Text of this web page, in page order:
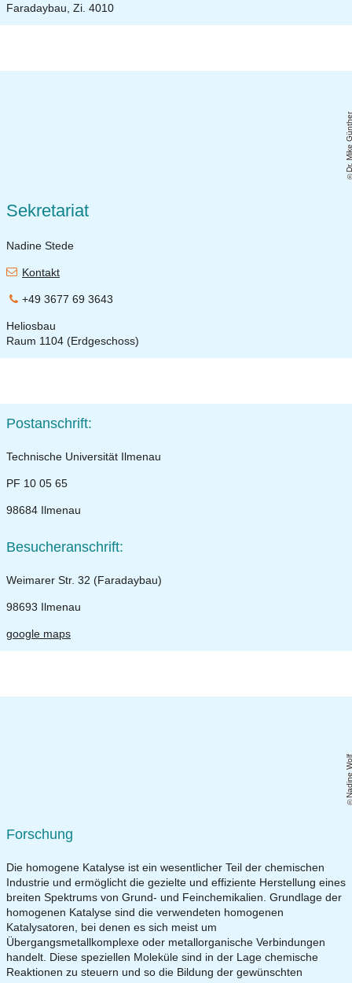
Faradaybau, Zi. 4010
Dr.
Sekretariat
Nadine Stede
Kontakt
+49 3677 69 3643
Heliosbau
Raum 1104 (Erdgeschoss)
Postanschrift:
Technische Universität Ilmenau
PF 10 05 65
98684 Ilmenau
Besucheranschrift:
Weimarer Str. 32 (Faradaybau)
98693 Ilmenau
google maps
Forschung
Die homogene Katalyse ist ein wesentlicher Teil der chemischen
Industrie und ermöglicht die gezielte und effiziente Herstellung eines
breiten Spektrums von Grund- und Feinchemikalien. Grundlage der
homogenen Katalyse sind die verwendeten homogenen
Katalysatoren, bei denen es sich meist um
Übergangsmetallkomplexe oder metallorganische Verbindungen
handelt. Diese speziellen Moleküle sind in der Lage chemische
Reaktionen zu steuern und so die Bildung der gewünschten